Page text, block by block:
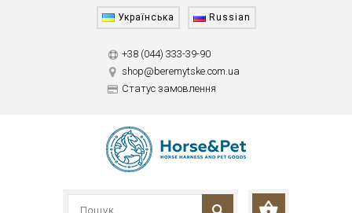
Українська Russian
+38 (044) 333-39-90
shop@beremytske.com.ua
Статус замовлення